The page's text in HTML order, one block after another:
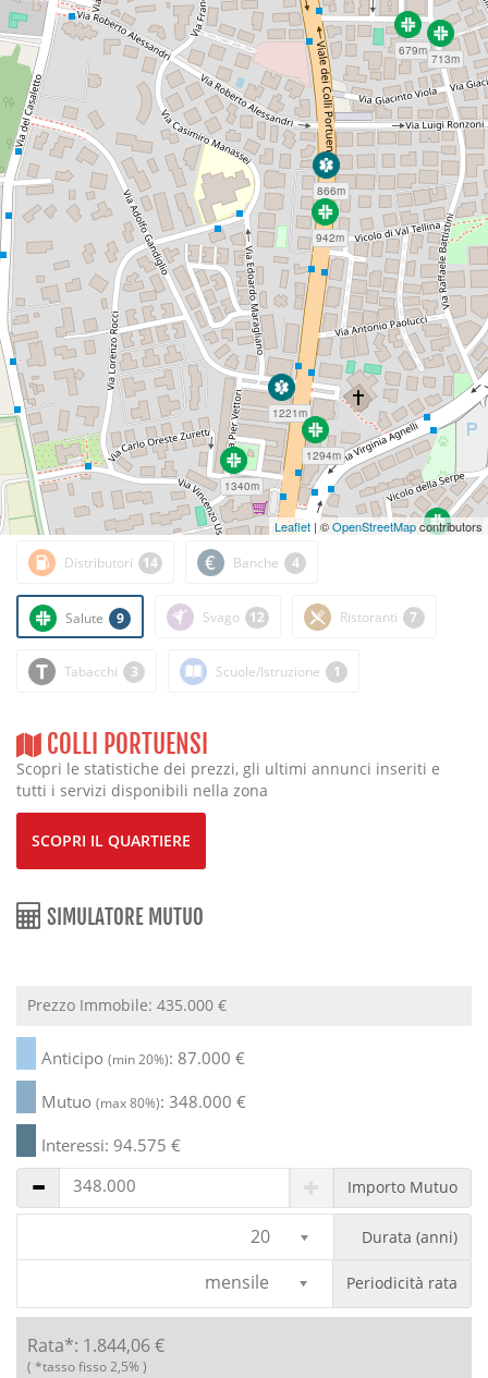
1340m
1294m
1221m
942m
866m
713m
679m
Leaflet | ©OpenStreetMapcontributors
Distributori 14 Banche 4
Salute 9 Svago 12 Ristoranti 7
Tabacchi 3 Scuole/Istruzione 1
COLLI PORTUENSI
Scopri le statistiche dei prezzi, gli ultimi annunci inseriti e
tutti i servizi disponibili nella zona
SCOPRI IL QUARTIERE
SIMULATORE MUTUO
Prezzo Immobile: 435.000 €
Anticipo (min 20%): 87.000 €
Mutuo (max 80%): 348.000 €
Interessi: 94.575 €
Importo Mutuo
20 Durata (anni)
mensile Periodicità rata
Rata*: 1.844,06€
( *tasso fisso 2,5% )